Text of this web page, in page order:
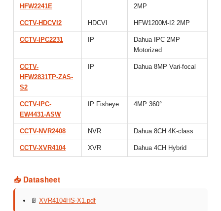
HFW2241E
2MP
CCTV-HDCVI2 HDCVI HFW1200M-I2 2MP
CCTV-IPC2231 IP
Dahua IPC 2MP
Motorized
CCTV-
HFW2831TP-ZAS-
S2
IP Dahua 8MP Vari-focal
CCTV-IPC-
EW4431-ASW
IP Fisheye 4MP 360°
CCTV-NVR2408 NVR Dahua 8CH 4K-class
CCTV-XVR4104 XVR Dahua 4CH Hybrid
📥 Datasheet
📄 XVR4104HS-X1.pdf